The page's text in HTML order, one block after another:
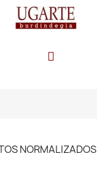
NORMALIZADOS